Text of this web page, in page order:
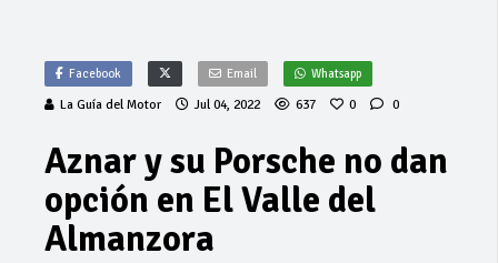
Facebook Email Whatsapp
La Guía del Motor Jul 04, 2022 637 0 0
Aznar y su Porsche no dan
opción en El Valle del
Almanzora